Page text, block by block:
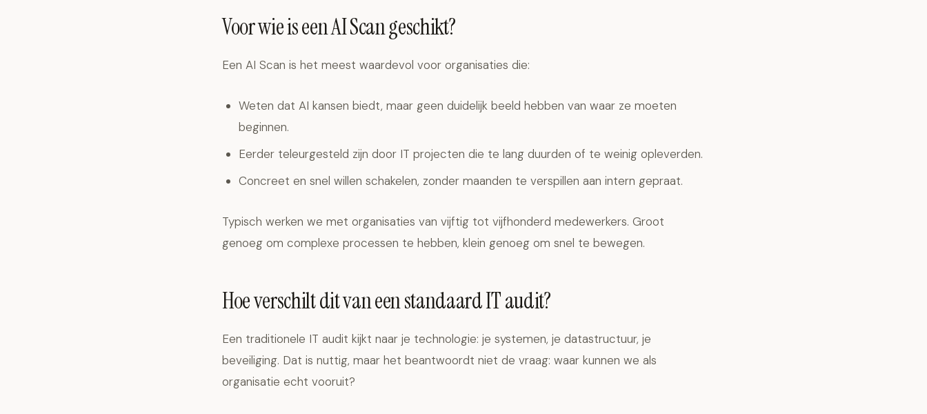
Voor wie is een AI Scan geschikt?
Een AI Scan is het meest waardevol voor organisaties die:
Weten dat AI kansen biedt, maar geen duidelijk beeld hebben van waar ze moeten
beginnen.
Eerder teleurgesteld zijn door IT projecten die te lang duurden of te weinig opleverden.
Concreet en snel willen schakelen, zonder maanden te verspillen aan intern gepraat.
Typisch werken we met organisaties van vijftig tot vijfhonderd medewerkers. Groot
genoeg om complexe processen te hebben, klein genoeg om snel te bewegen.
Hoe verschilt dit van een standaard IT audit?
Een traditionele IT audit kijkt naar je technologie: je systemen, je datastructuur, je
beveiliging. Dat is nuttig, maar het beantwoordt niet de vraag: waar kunnen we als
organisatie echt vooruit?